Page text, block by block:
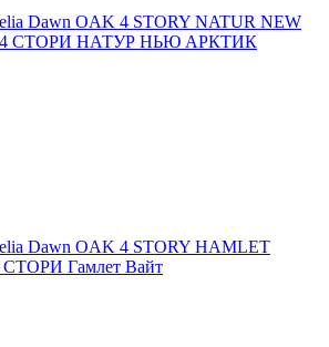
Dawn OAK 4 STORY NATUR NEW
4 СТОРИ НАТУР НЬЮ АРКТИК
Dawn OAK 4 STORY HAMLET
Гамлет Вайт